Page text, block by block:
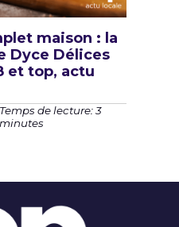
maison : la
Dyce Délices
et top, actu
Temps de lecture: 3
minutes